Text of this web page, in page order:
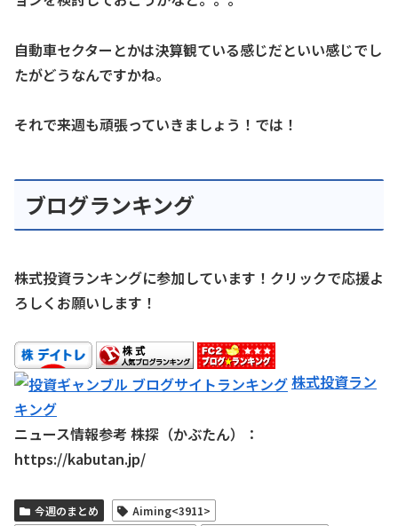
自動車セクターとかは決算観ている感じだといい感じでし
たがどうなんですかね。
それで来週も頑張っていきましょう！では！
ブログランキング
株式投資ランキングに参加しています！クリックで応援よ
ろしくお願いします！
株式投資ラン
キング
ニュース情報参考 株探（かぶたん）：
https://kabutan.jp/
今週のまとめ
Aiming<3911>